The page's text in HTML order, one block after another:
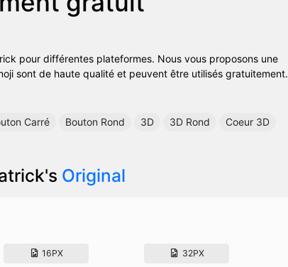
pour différentes plateformes. Nous vous proposons une
sont de haute qualité et peuvent être utilisés gratuitement.
Carré Bouton Rond 3D 3D Rond Coeur 3D
Original
16PX 32PX